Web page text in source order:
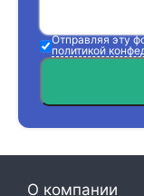
Отправляя эту
политикой
О компании